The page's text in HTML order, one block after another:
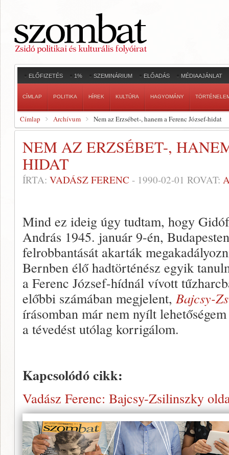
ELŐFIZETÉS 1% SZEMINÁRIUM ELŐADÁS MÉDIAAJÁNLAT
CÍMLAP POLITIKA HÍREK KULTÚRA HAGYOMÁNY
Címlap Archívum Nem az Erzsébet-, hanem a Ferenc József-hidat
NEM AZ ERZSÉBET-,
HIDAT
ÍRTA: VADÁSZ FERENC - 1990-02-01 ROVAT:
Mind ez ideig úgy tudtam, hogy
András 1945. január 9-én,
felrobbantását akarták
Bernben élő hadtörténész egyik
a Ferenc József-hídnál vívott
előbbi számában megjelent, Bajcsy-
írásomban már nem nyílt
a tévedést utólag korrigálom.
Kapcsolódó cikk:
Vadász Ferenc: Bajcsy-Zsilinszky